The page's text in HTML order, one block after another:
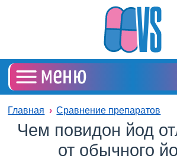
Главная Сравнение препаратов
Чем повидон йод
от обычного